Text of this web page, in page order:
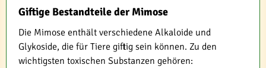
Giftige Bestandteile der Mimose
Die Mimose enthält verschiedene Alkaloide und
Glykoside, die für Tiere giftig sein können. Zu den
wichtigsten toxischen Substanzen gehören: